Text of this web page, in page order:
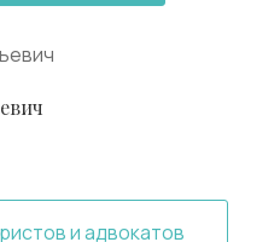
и адвокатов